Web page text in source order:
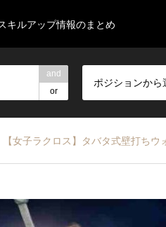
キルアップ情報のまとめ
and
or
ポジションから
【女子ラクロス】タバタ式壁打ち